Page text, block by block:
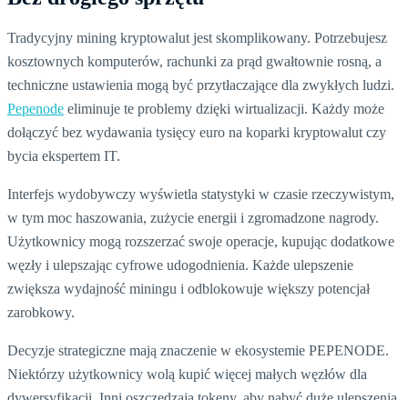
Tradycyjny mining kryptowalut jest skomplikowany. Potrzebujesz
kosztownych komputerów, rachunki za prąd gwałtownie rosną, a
techniczne ustawienia mogą być przytłaczające dla zwykłych ludzi.
Pepenode eliminuje te problemy dzięki wirtualizacji. Każdy może
dołączyć bez wydawania tysięcy euro na koparki kryptowalut czy
bycia ekspertem IT.
Interfejs wydobywczy wyświetla statystyki w czasie rzeczywistym,
w tym moc haszowania, zużycie energii i zgromadzone nagrody.
Użytkownicy mogą rozszerzać swoje operacje, kupując dodatkowe
węzły i ulepszając cyfrowe udogodnienia. Każde ulepszenie
zwiększa wydajność miningu i odblokowuje większy potencjał
zarobkowy.
Decyzje strategiczne mają znaczenie w ekosystemie PEPENODE.
Niektórzy użytkownicy wolą kupić więcej małych węzłów dla